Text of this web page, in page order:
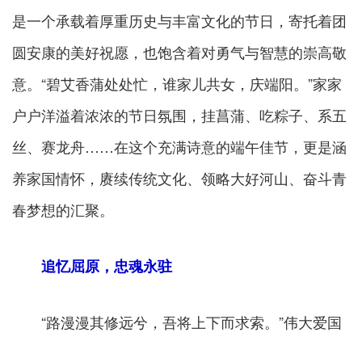
是一个承载着厚重历史与丰富文化的节日，寄托着团
圆安康的美好祝愿，也饱含着对勇气与智慧的崇高敬
意。“碧艾香蒲处处忙，谁家儿共女，庆端阳。”家家
户户洋溢着浓浓的节日氛围，挂菖蒲、吃粽子、系五
丝、赛龙舟……在这个充满诗意的端午佳节，更是涵
养家国情怀，赓续传统文化、领略大好河山、奋斗青
春梦想的汇聚。
追忆屈原，忠魂永驻
“路漫漫其修远兮，吾将上下而求索。”伟大爱国